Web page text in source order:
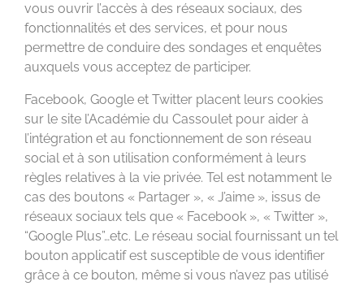
vous ouvrir l’accès à des réseaux sociaux, des
fonctionnalités et des services, et pour nous
permettre de conduire des sondages et enquêtes
auxquels vous acceptez de participer.
Facebook, Google et Twitter placent leurs cookies
sur le site l’Académie du Cassoulet pour aider à
l’intégration et au fonctionnement de son réseau
social et à son utilisation conformément à leurs
règles relatives à la vie privée. Tel est notamment le
cas des boutons « Partager », « J’aime », issus de
réseaux sociaux tels que « Facebook », « Twitter »,
“Google Plus”…etc. Le réseau social fournissant un tel
bouton applicatif est susceptible de vous identifier
grâce à ce bouton, même si vous n’avez pas utilisé